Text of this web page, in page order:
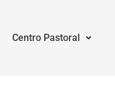
Centro Pastoral